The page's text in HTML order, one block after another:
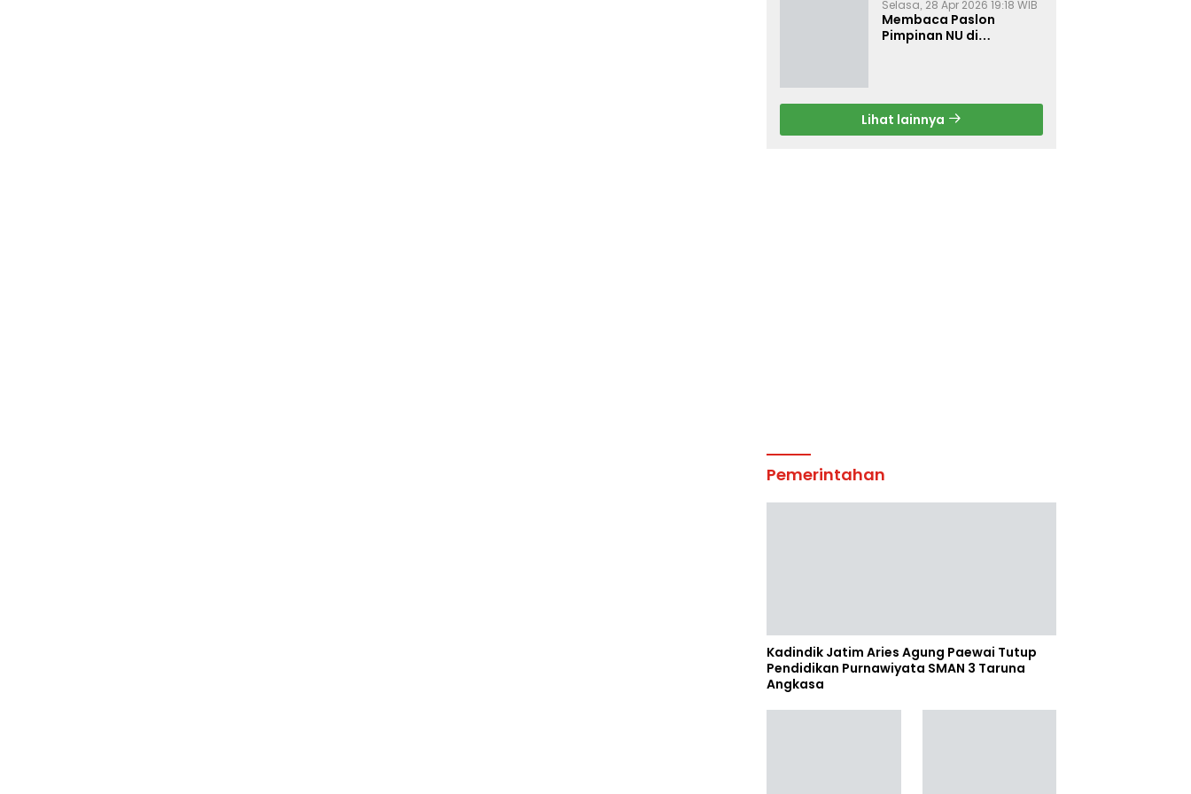
Selasa, 28 Apr 2026 19:18 WIB
Membaca Paslon
Pimpinan NU di
Lihat lainnya
Pemerintahan
Kadindik Jatim Aries Agung Paewai Tutup
Pendidikan Purnawiyata SMAN 3 Taruna
Angkasa